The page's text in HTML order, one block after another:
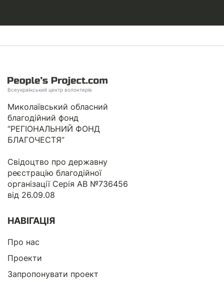
Всеукраїнський центр волонтерів
Миколаївський обласний
благодійний фонд
“РЕГІОНАЛЬНИЙ ФОНД
БЛАГОЧЕСТЯ”
Свідоцтво про державну
реєстрацію благодійної
організації Серія АВ №736456
від 26.09.08
НАВІГАЦІЯ
Про нас
Проекти
Запропонувати проект